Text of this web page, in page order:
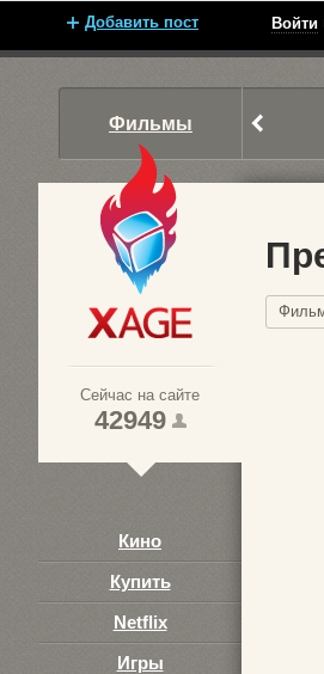
Добавить пост Войти
Фильмы
Сейчас на сайте
42949
Кино
Купить
Netflix
Игры